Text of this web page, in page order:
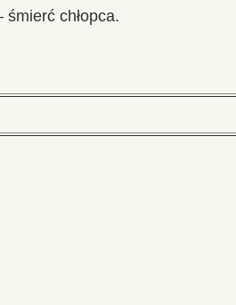
chłopca.